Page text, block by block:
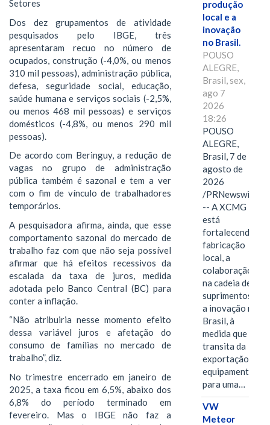
Setores
Dos dez grupamentos de atividade
pesquisados pelo IBGE, três
apresentaram recuo no número de
ocupados, construção (-4,0%, ou menos
310 mil pessoas), administração pública,
defesa, seguridade social, educação,
saúde humana e serviços sociais (-2,5%,
ou menos 468 mil pessoas) e serviços
domésticos (-4,8%, ou menos 290 mil
pessoas).
De acordo com Beringuy, a redução de
vagas no grupo de administração
pública também é sazonal e tem a ver
com o fim de vínculo de trabalhadores
temporários.
A pesquisadora afirma, ainda, que esse
comportamento sazonal do mercado de
trabalho faz com que não seja possível
afirmar que há efeitos recessivos da
escalada da taxa de juros, medida
adotada pelo Banco Central (BC) para
conter a inflação.
“Não atribuiria nesse momento efeito
dessa variável juros e afetação do
consumo de famílias no mercado de
trabalho”, diz.
No trimestre encerrado em janeiro de
2025, a taxa ficou em 6,5%, abaixo dos
6,8% do período terminado em
fevereiro. Mas o IBGE não faz a
produção
local e a
inovação
no Brasil.
POUSO
ALEGRE,
Brasil, sex,
ago 7
2026
18:26
POUSO
ALEGRE,
Brasil, 7 de
agosto de
2026
/PRNewswire/
-- A XCMG
está
fortalecendo a
fabricação
local, a
colaboração
na cadeia de
suprimentos e
a inovação no
Brasil, à
medida que
transita da
exportação de
equipamentos
para uma…
VW
Meteor